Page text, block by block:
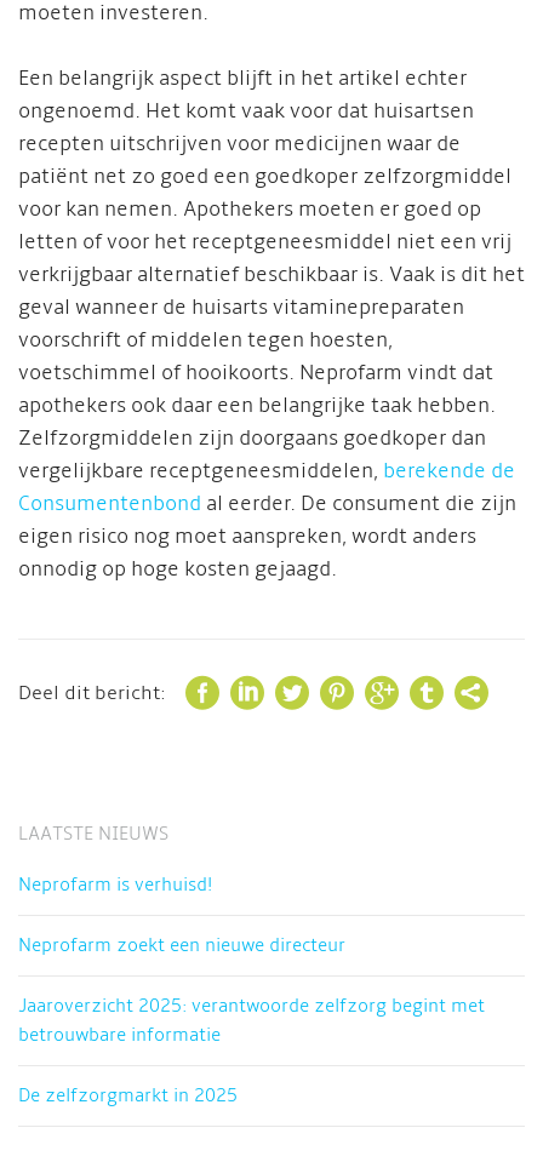
moeten investeren.
Een belangrijk aspect blijft in het artikel echter
ongenoemd. Het komt vaak voor dat huisartsen
recepten uitschrijven voor medicijnen waar de
patiënt net zo goed een goedkoper zelfzorgmiddel
voor kan nemen. Apothekers moeten er goed op
letten of voor het receptgeneesmiddel niet een vrij
verkrijgbaar alternatief beschikbaar is. Vaak is dit het
geval wanneer de huisarts vitaminepreparaten
voorschrift of middelen tegen hoesten,
voetschimmel of hooikoorts. Neprofarm vindt dat
apothekers ook daar een belangrijke taak hebben.
Zelfzorgmiddelen zijn doorgaans goedkoper dan
vergelijkbare receptgeneesmiddelen, berekende de
Consumentenbond al eerder. De consument die zijn
eigen risico nog moet aanspreken, wordt anders
onnodig op hoge kosten gejaagd.
Deel dit bericht:       
LAATSTE NIEUWS
Neprofarm is verhuisd!
Neprofarm zoekt een nieuwe directeur
Jaaroverzicht 2025: verantwoorde zelfzorg begint met
betrouwbare informatie
De zelfzorgmarkt in 2025